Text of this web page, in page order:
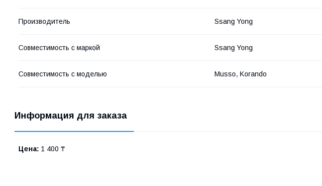
Производитель Ssang Yong
Совместимость с маркой Ssang Yong
Совместимость с моделью Musso, Korando
Информация для заказа
Цена: 1 400 ₸